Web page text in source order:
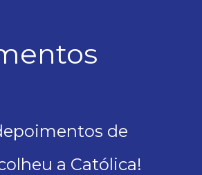
de
a Católica!